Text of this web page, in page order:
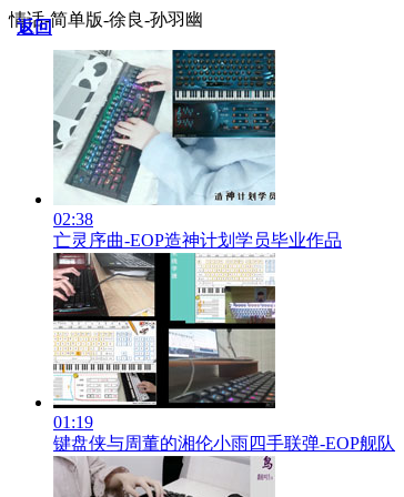
情话-简单版-徐良-孙羽幽
02:38
亡灵序曲-EOP造神计划学员毕业作品
01:19
键盘侠与周董的湘伦小雨四手联弹-EOP舰队
返回